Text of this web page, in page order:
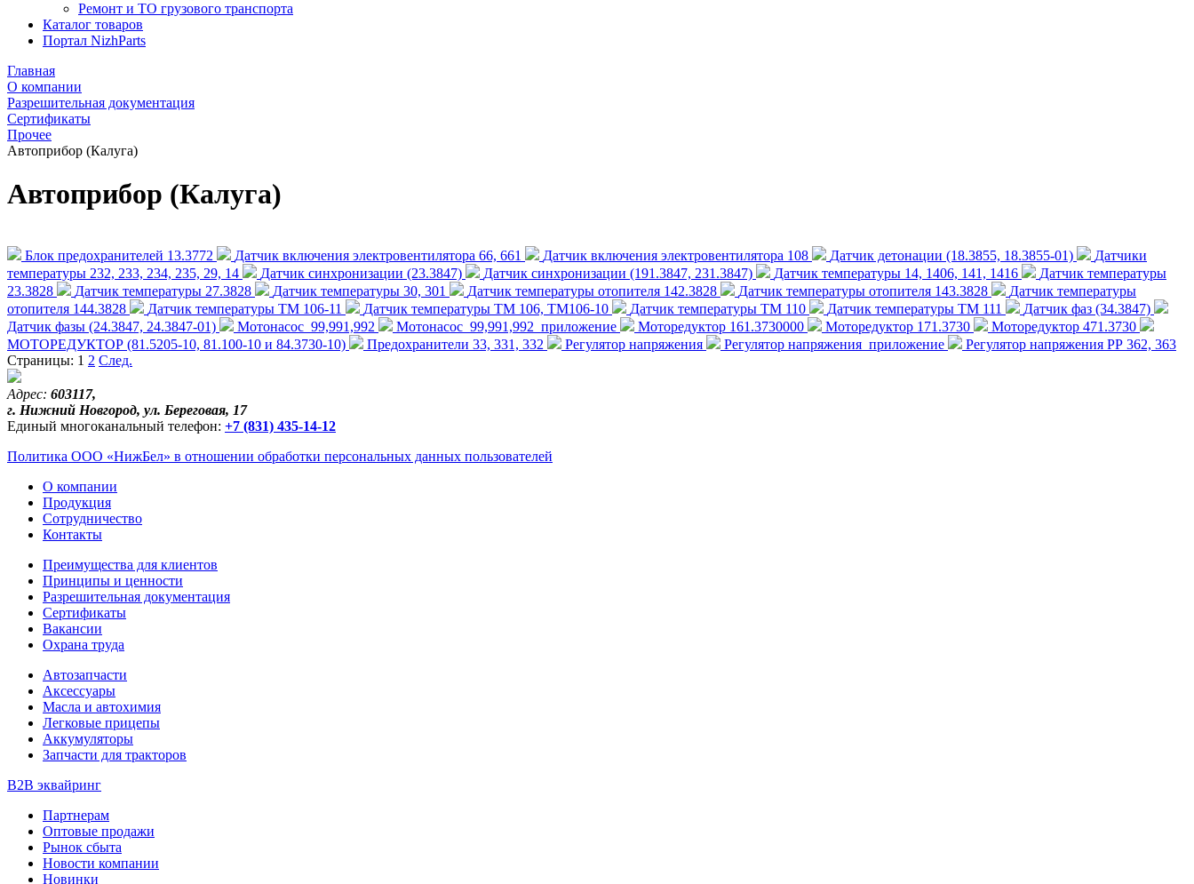
Ремонт и ТО грузового транспорта
Каталог товаров
Портал NizhParts
Главная
О компании
Разрешительная документация
Сертификаты
Прочее
Автоприбор (Калуга)
Автоприбор (Калуга)
Блок предохранителей 13.3772 Датчик включения электровентилятора 66, 661 Датчик включения электровентилятора 108 Датчик детонации (18.3855, 18.3855-01)
Датчики
температуры 232, 233, 234, 235, 29, 14
Датчик синхронизации (23.3847) Датчик синхронизации (191.3847, 231.3847) Датчик температуры 14, 1406, 141, 1416
Датчик температуры
23.3828
Датчик температуры 27.3828 Датчик температуры 30, 301 Датчик температуры отопителя 142.3828 Датчик температуры отопителя 143.3828
Датчик температуры
отопителя 144.3828
Датчик температуры ТМ 106-11 Датчик температуры ТМ 106, ТМ106-10 Датчик температуры ТМ 110 Датчик температуры ТМ 111
Датчик фаз (34.3847)
Датчик фазы (24.3847, 24.3847-01)
Мотонасос_99,991,992 Мотонасос_99,991,992_приложение Моторедуктор 161.3730000 Моторедуктор 171.3730
Моторедуктор 471.3730
МОТОРЕДУКТОР (81.5205-10, 81.100-10 и 84.3730-10)
Предохранители 33, 331, 332 Регулятор напряжения Регулятор напряжения_приложение
Регулятор напряжения РР 362, 363
Страницы: 1 2 След.
Адрес: 603117,
г. Нижний Новгород, ул. Береговая, 17
Единый многоканальный телефон: +7 (831) 435-14-12
Политика ООО «НижБел» в отношении обработки персональных данных пользователей
О компании
Продукция
Сотрудничество
Контакты
Преимущества для клиентов
Принципы и ценности
Разрешительная документация
Сертификаты
Вакансии
Охрана труда
Автозапчасти
Аксессуары
Масла и автохимия
Легковые прицепы
Аккумуляторы
Запчасти для тракторов
B2B эквайринг
Партнерам
Оптовые продажи
Рынок сбыта
Новости компании
Новинки